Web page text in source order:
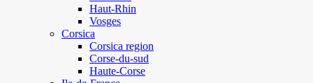
Haut-Rhin
Vosges
Corsica
Corsica region
Corse-du-sud
Haute-Corse